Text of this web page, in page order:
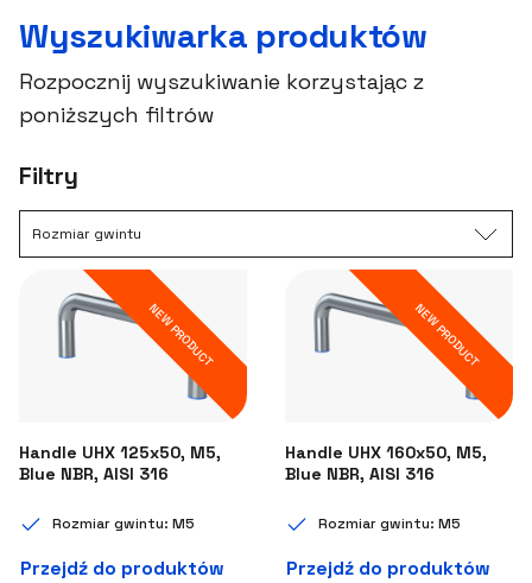
Wyszukiwarka produktów
Rozpocznij wyszukiwanie korzystając z
poniższych filtrów
Filtry
Rozmiar gwintu
NEW PRODUCT
Handle UHX 125x50, M5,
Blue NBR, AISI 316
Rozmiar gwintu: M5
Przejdź do produktów
NEW PRODUCT
Handle UHX 160x50, M5,
Blue NBR, AISI 316
Rozmiar gwintu: M5
Przejdź do produktów